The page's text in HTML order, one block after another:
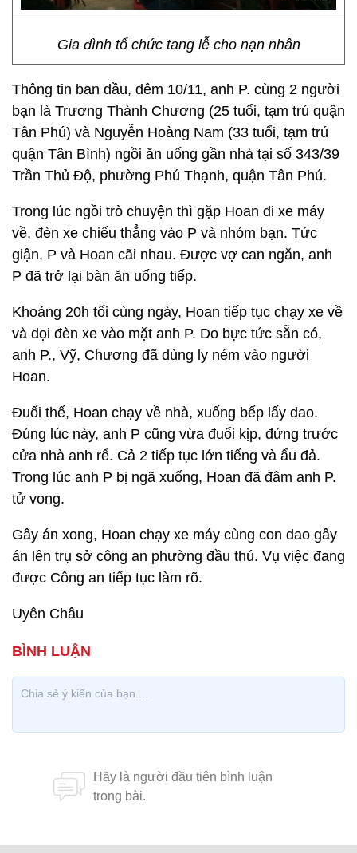
Gia đình tổ chức tang lễ cho nạn nhân
Thông tin ban đầu, đêm 10/11, anh P. cùng 2 người
bạn là Trương Thành Chương (25 tuổi, tạm trú quận
Tân Phú) và Nguyễn Hoàng Nam (33 tuổi, tạm trú
quận Tân Bình) ngồi ăn uống gần nhà tại số 343/39
Trần Thủ Độ, phường Phú Thạnh, quận Tân Phú.
Trong lúc ngồi trò chuyện thì gặp Hoan đi xe máy
về, đèn xe chiếu thẳng vào P và nhóm bạn. Tức
giận, P và Hoan cãi nhau. Được vợ can ngăn, anh
P đã trở lại bàn ăn uống tiếp.
Khoảng 20h tối cùng ngày, Hoan tiếp tục chạy xe về
và dọi đèn xe vào mặt anh P. Do bực tức sẵn có,
anh P., Vỹ, Chương đã dùng ly ném vào người
Hoan.
Đuối thế, Hoan chạy về nhà, xuống bếp lấy dao.
Đúng lúc này, anh P cũng vừa đuổi kịp, đứng trước
cửa nhà anh rể. Cả 2 tiếp tục lớn tiếng và ẩu đả.
Trong lúc anh P bị ngã xuống, Hoan đã đâm anh P.
tử vong.
Gây án xong, Hoan chạy xe máy cùng con dao gây
án lên trụ sở công an phường đầu thú. Vụ việc đang
được Công an tiếp tục làm rõ.
Uyên Châu